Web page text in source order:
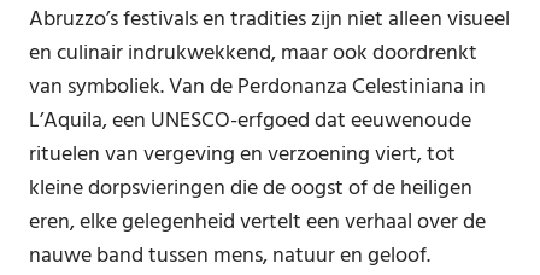
Abruzzo’s festivals en tradities zijn niet alleen visueel
en culinair indrukwekkend, maar ook doordrenkt
van symboliek. Van de Perdonanza Celestiniana in
L’Aquila, een UNESCO-erfgoed dat eeuwenoude
rituelen van vergeving en verzoening viert, tot
kleine dorpsvieringen die de oogst of de heiligen
eren, elke gelegenheid vertelt een verhaal over de
nauwe band tussen mens, natuur en geloof.